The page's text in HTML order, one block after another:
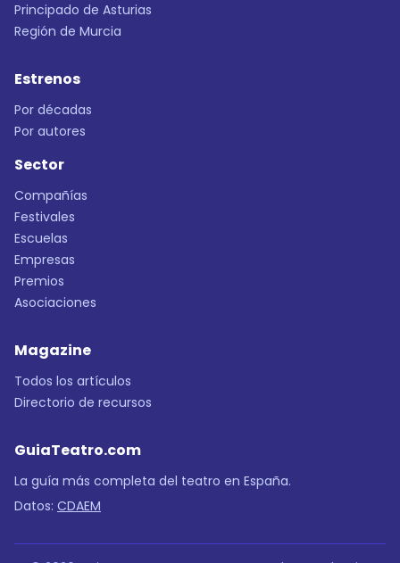
Principado de Asturias
Región de Murcia
Estrenos
Por décadas
Por autores
Sector
Compañías
Festivales
Escuelas
Empresas
Premios
Asociaciones
Magazine
Todos los artículos
Directorio de recursos
GuiaTeatro.com
La guía más completa del teatro en España.
Datos: CDAEM